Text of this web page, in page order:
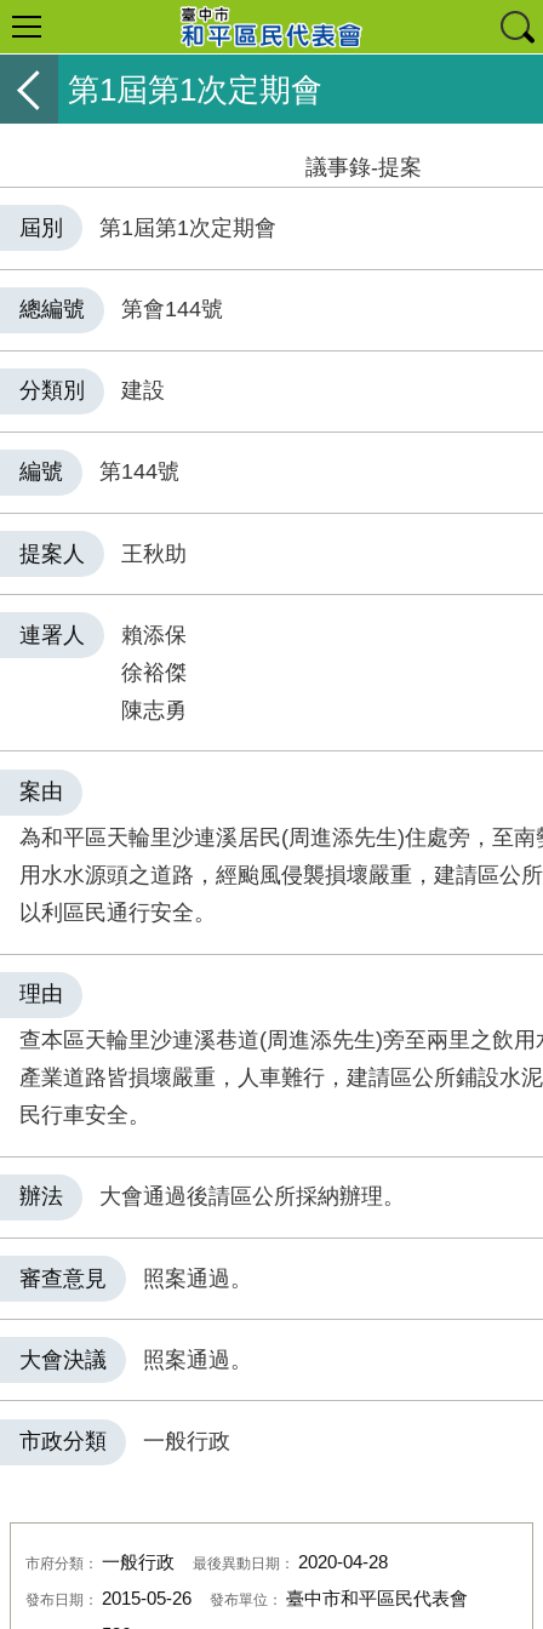
第1屆第1次定期會
議事錄-提案
屆別 第1屆第1次定期會
總編號 第會144號
分類別 建設
編號 第144號
提案人 王秋助
連署人
賴添保
徐裕傑
陳志勇
案由
為和平區天輪里沙連溪居民(周進添先生)住處旁，至
用水水源頭之道路，經颱風侵襲損壞嚴重，建請區公
以利區民通行安全。
理由
查本區天輪里沙連溪巷道(周進添先生)旁至兩里之飲
產業道路皆損壞嚴重，人車難行，建請區公所鋪設水
民行車安全。
辦法 大會通過後請區公所採納辦理。
審查意見 照案通過。
大會決議 照案通過。
市政分類 一般行政
市府分類： 一般行政 最後異動日期： 2020-04-28
發布日期： 2015-05-26 發布單位： 臺中市和平區民代表會